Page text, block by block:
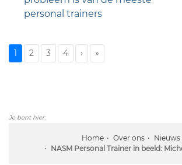
personal trainers
1 2 3 4 › »
Je bent hier:
Home Over ons
Nieuws
NASM Personal Trainer in beeld: